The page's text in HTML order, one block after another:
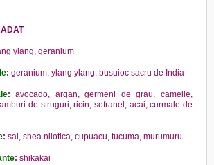
ylang, geranium
: geranium, ylang ylang, busuioc sacru de India
:avocado, argan, germeni de grau, camelie,
de struguri, ricin, sofranel, acai, curmale de
: sal, shea nilotica, cupuacu, tucuma, murumuru
: shikakai